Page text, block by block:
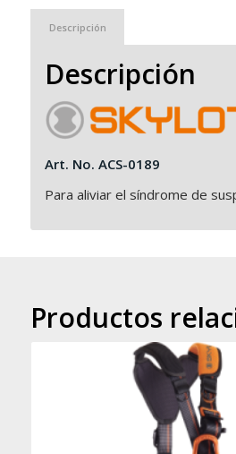
Descripción
Descripción
Art. No. ACS-0189
Para aliviar el síndrome de
Productos